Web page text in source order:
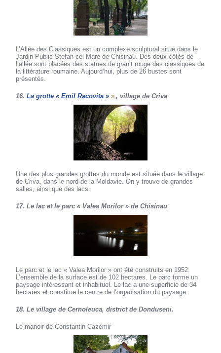
L’Allée des Classiques est un complexe sculptural situé dans le
Jardin Public Stefan cel Mare de Chisinau. Des deux côtés de
l’allée sont placées des statues de granit rouge des classiques de
la littérature roumaine. Aujourd’hui, plus de 26 bustes sont
présentés.
16.La grotte « Emil Racovita » , village de Criva
Une des plus grandes grottes du monde est située dans le village
de Criva, dans le nord de la Moldavie. On y trouve de grandes
salles, ainsi que des lacs.
17. Le lac et le parc « Valea Morilor » de Chisinau
Le parc et le lac « Valea Morilor » ont été construits en 1952.
L’ensemble de la surface est de 102 hectares. Le parc forme un
paysage intéressant et inhabituel. Le lac a une superficie de 34
hectares et constitue le centre de l’organisation du paysage.
18. Le village de Cernoleuca, district de Donduseni.
Le manoir de Constantin Cazemir